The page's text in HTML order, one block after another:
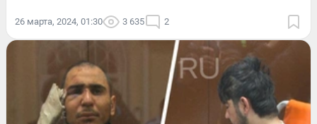
26 марта, 2024, 01:30 3 635 2